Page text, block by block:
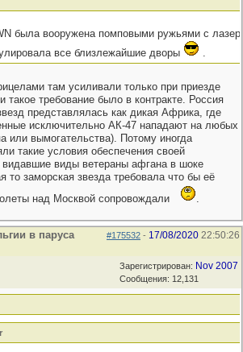
была вооружена помповыми ружьями с
все близлежайшие дворы
.
там усиливали только при приезде
такое требование было в контракте. Россия
представлялась как дикая Африка, где
исключительно АК-47 нападают на любых
или вымогательства). Потому иногда
такие условия обеспечения своей
видавшие виды ветераны афгана в шоке
то заморская звезда требовала что бы её
над Москвой сопровождали
.
#175532 - 17/08/2020 22:50:26
в паруса
Зарегистрирован: Nov 2007
Сообщения: 12,131